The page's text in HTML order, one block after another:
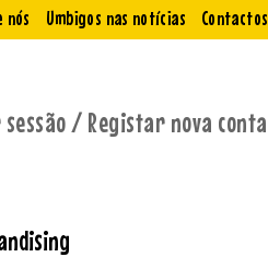
nós Umbigos nas notícias Contactos
/ Registar nova conta